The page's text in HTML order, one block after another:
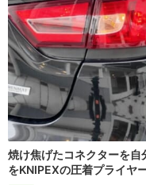
焼け焦げたコネクターを
をKNIPEXの圧着プライヤ